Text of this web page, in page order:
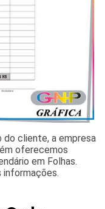
cliente, a empresa
oferecemos
em Folhas.
informações.